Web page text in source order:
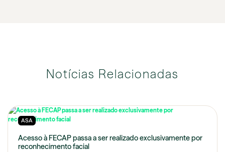
Notícias Relacionadas
ASA
Acesso à FECAP passa a ser realizado exclusivamente por
reconhecimento facial